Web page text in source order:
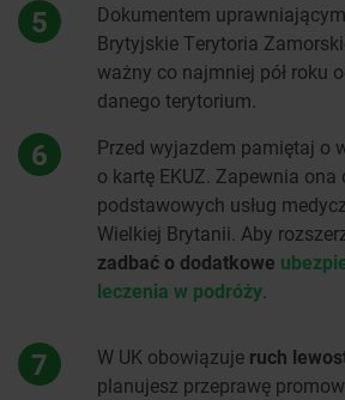
5
Dokumentem
Brytyjskie Terytoria
ważny co najmniej pół roku
danego terytorium.
6
Przed wyjazdem pamiętaj o
o kartę EKUZ. Zapewnia ona
podstawowych usług
Wielkiej Brytanii. Aby
zadbać o dodatkowe
leczenia w podróży.
7 W UK obowiązuje ruch
planujesz przeprawę